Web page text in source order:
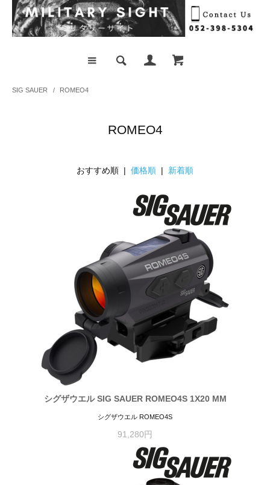
SIG SAUER / ROMEO4
ROMEO4
おすすめ順 | 価格順 | 新着順
シグザウエル SIG SAUER ROMEO4S 1X20 MM
シグザウエル ROMEO4S
91,280円